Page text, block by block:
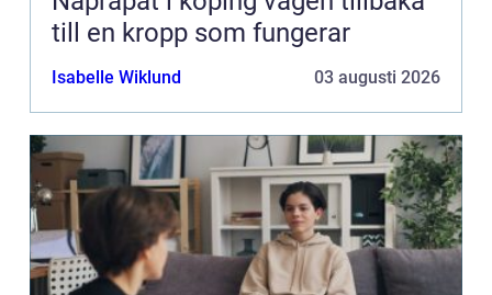
till en kropp som fungerar
Isabelle Wiklund 03 augusti 2026